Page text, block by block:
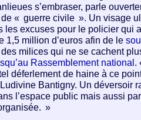
s’embraser, parle
« guerre civile ». Un visage
les excuses pour le policier qui
1,5 million d’euros afin de le
milices qui ne se cachent
Rassemblement national .
déferlement de haine à ce
Ludivine Bantigny. Un déversoir
l’espace public mais aussi
»